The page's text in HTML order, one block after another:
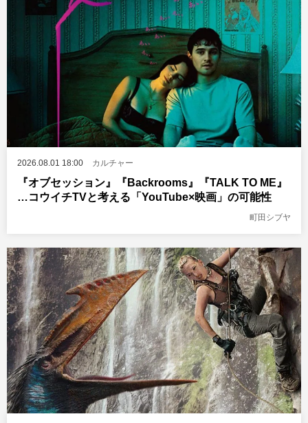
2026.08.01 18:00 カルチャー
『オブセッション』『Backrooms』『TALK TO ME』
…コウイチTVと考える「YouTube×映画」の可能性
町田シブヤ